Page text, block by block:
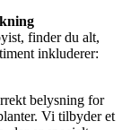
finder du alt,
inkluderer:
belysning for
Vi tilbyder et